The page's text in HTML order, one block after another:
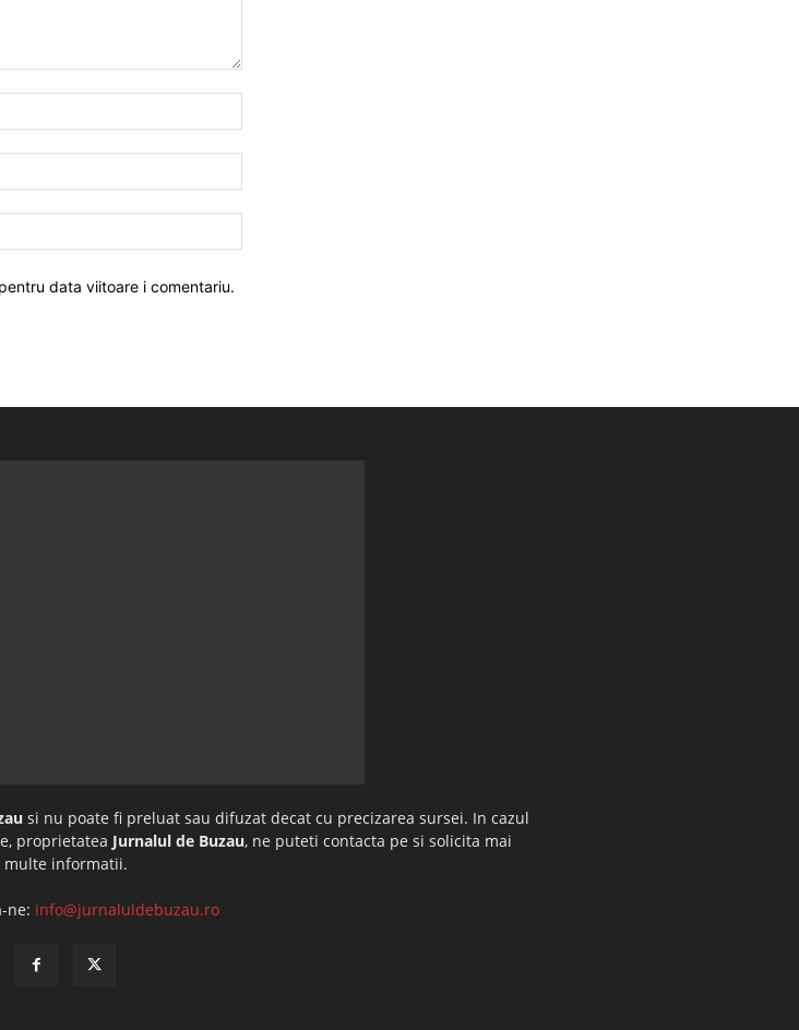
data viitoare i comentariu.
si nu poate fi preluat sau difuzat decat cu precizarea sursei. In cazul
proprietatea Jurnalul de Buzau, ne puteti contacta pe si solicita mai
multe informatii.
ne: info@jurnaluldebuzau.ro